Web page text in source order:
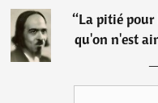
“La pitié
qu'on n'est